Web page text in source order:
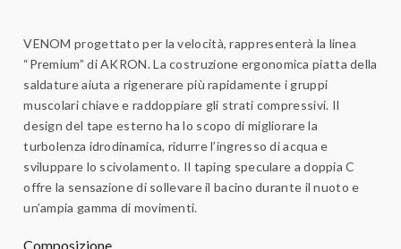
VENOM progettato per la velocità, rappresenterà la linea
“Premium” di AKRON. La costruzione ergonomica piatta della
saldature aiuta a rigenerare più rapidamente i gruppi
muscolari chiave e raddoppiare gli strati compressivi. Il
design del tape esterno ha lo scopo di migliorare la
turbolenza idrodinamica, ridurre l’ingresso di acqua e
sviluppare lo scivolamento. Il taping speculare a doppia C
offre la sensazione di sollevare il bacino durante il nuoto e
un’ampia gamma di movimenti.
Composizione